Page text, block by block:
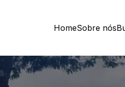
HomeSobre nós